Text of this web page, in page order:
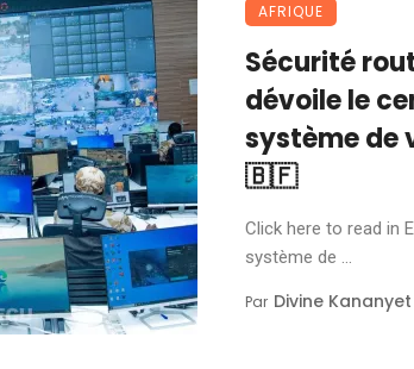
AFRIQUE
Sécurité
dévoile le
système de
🇧🇫
Click here to read in
système de ...
Par Divine Kananyet